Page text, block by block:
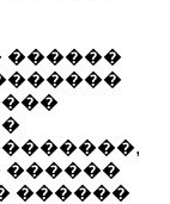
������
������
������